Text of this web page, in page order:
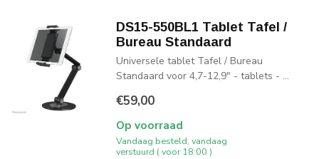
DS15-550BL1 Tablet Tafel /
Bureau Standaard
Universele tablet Tafel / Bureau
Standaard voor 4,7-12,9" - tablets - ...
€59,00
Op voorraad
Vandaag besteld, vandaag
verstuurd ( voor 18:00 )